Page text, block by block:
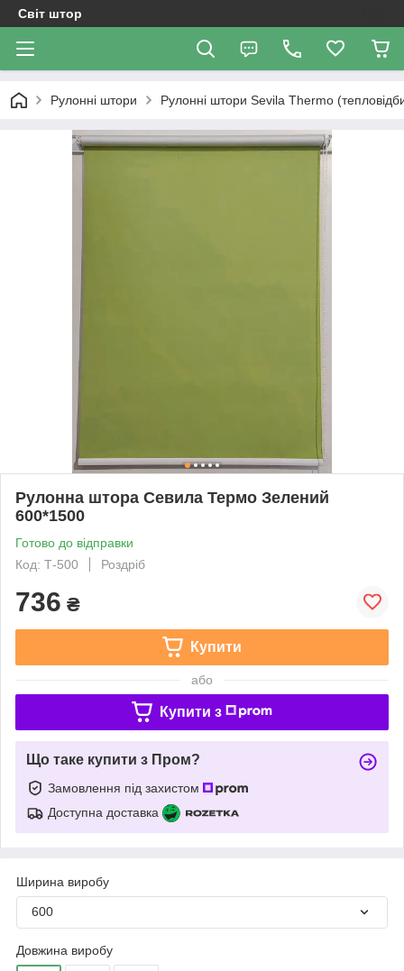
Світ штор
Рулонні штори Рулонні штори Sevila Thermo
Рулонна штора Севила Термо Зелений
600*1500
Готово до відправки
Код: Т-500
Роздріб
736 ₴
Купити
або
Купити з
Що таке купити з Пром?
Замовлення під захистом
Доступна доставка
Ширина виробу
600
Довжина виробу